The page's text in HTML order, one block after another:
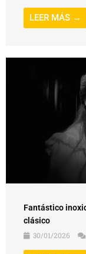
LEER MÁS →
Fantástico
clásico
30/01/2026